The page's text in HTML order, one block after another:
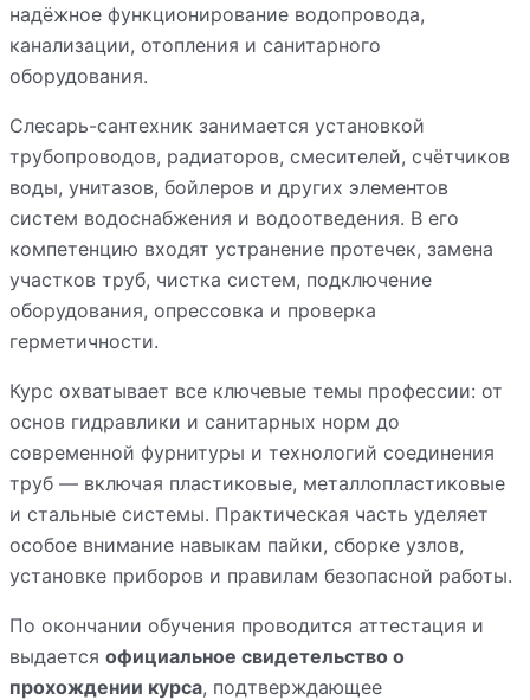
надёжное функционирование водопровода,
канализации, отопления и санитарного
оборудования.
Слесарь-сантехник занимается установкой
трубопроводов, радиаторов, смесителей, счётчиков
воды, унитазов, бойлеров и других элементов
систем водоснабжения и водоотведения. В его
компетенцию входят устранение протечек, замена
участков труб, чистка систем, подключение
оборудования, опрессовка и проверка
герметичности.
Курс охватывает все ключевые темы профессии: от
основ гидравлики и санитарных норм до
современной фурнитуры и технологий соединения
труб — включая пластиковые, металлопластиковые
и стальные системы. Практическая часть уделяет
особое внимание навыкам пайки, сборке узлов,
установке приборов и правилам безопасной работы.
По окончании обучения проводится аттестация и
выдается официальное свидетельство о
прохождении курса, подтверждающее